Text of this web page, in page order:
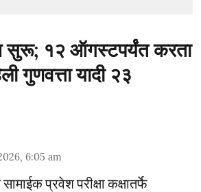
१२ ऑगस्टपर्यंत करता
गुणवत्ता यादी २३
6:05 am
प्रवेश परीक्षा कक्षातर्फे